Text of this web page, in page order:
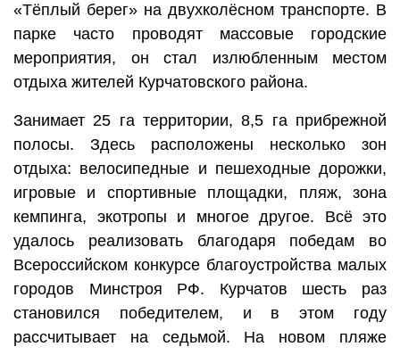
«Тёплый берег» на двухколёсном транспорте. В
парке часто проводят массовые городские
мероприятия, он стал излюбленным местом
отдыха жителей Курчатовского района.
Занимает 25 га территории, 8,5 га прибрежной
полосы. Здесь расположены несколько зон
отдыха: велосипедные и пешеходные дорожки,
игровые и спортивные площадки, пляж, зона
кемпинга, экотропы и многое другое. Всё это
удалось реализовать благодаря победам во
Всероссийском конкурсе благоустройства малых
городов Минстроя РФ. Курчатов шесть раз
становился победителем, и в этом году
рассчитывает на седьмой. На новом пляже